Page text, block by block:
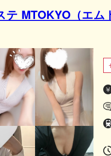
MTOKYO（エム